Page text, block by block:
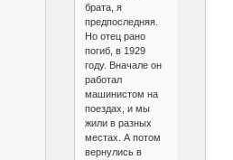
брата, я
предпоследняя.
Но отец рано
погиб, в 1929
году. Вначале он
работал
машинистом на
поездах, и мы
жили в разных
местах. А потом
вернулись в